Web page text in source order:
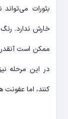
بثورات
خارش ندارد.
ممکن است
در این مرحله
کنند، اما